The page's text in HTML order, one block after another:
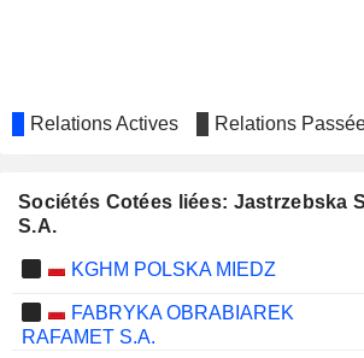
Relations Actives Relations
Sociétés Cotées liées: Jastrzebska
S.A.
KGHM POLSKA MIEDZ
FABRYKA OBRABIAREK
RAFAMET S.A.